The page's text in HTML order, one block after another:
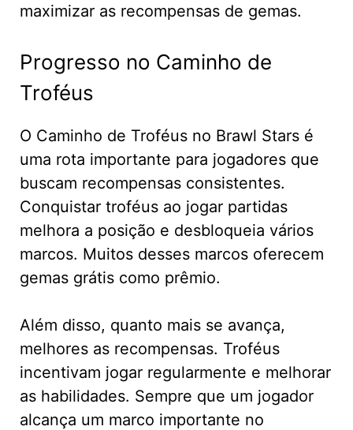
maximizar as recompensas de gemas.
Progresso no Caminho de
Troféus
O Caminho de Troféus no Brawl Stars é
uma rota importante para jogadores que
buscam recompensas consistentes.
Conquistar troféus ao jogar partidas
melhora a posição e desbloqueia vários
marcos. Muitos desses marcos oferecem
gemas grátis como prêmio.
Além disso, quanto mais se avança,
melhores as recompensas. Troféus
incentivam jogar regularmente e melhorar
as habilidades. Sempre que um jogador
alcança um marco importante no